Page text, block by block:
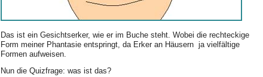
Das ist ein Gesichtserker, wie er im Buche steht. Wobei die rechteckige
Form meiner Phantasie entspringt, da Erker an Häusern ja vielfältige
Formen aufweisen.
Nun die Quizfrage: was ist das?